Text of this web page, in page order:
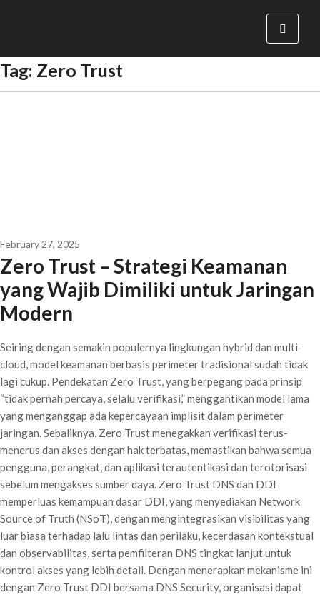
Tag: Zero Trust
February 27, 2025
Zero Trust – Strategi Keamanan
yang Wajib Dimiliki untuk Jaringan
Modern
Seiring dengan semakin populernya lingkungan hybrid dan multi-
cloud, model keamanan berbasis perimeter tradisional sudah tidak
lagi cukup. Pendekatan Zero Trust, yang berpegang pada prinsip
“tidak pernah percaya, selalu verifikasi,” menggantikan model lama
yang menganggap ada kepercayaan implisit dalam perimeter
jaringan. Sebaliknya, Zero Trust menegakkan verifikasi terus-
menerus dan akses dengan hak terbatas, memastikan bahwa semua
pengguna, perangkat, dan aplikasi terautentikasi dan terotorisasi
sebelum mengakses sumber daya. Zero Trust DNS dan DDI
memperluas kemampuan dasar DDI, yang menyediakan Network
Source of Truth (NSoT), dengan mengintegrasikan visibilitas yang
luar biasa terhadap lalu lintas dan perilaku, kecerdasan kontekstual
dan observabilitas, serta pemfilteran DNS tingkat lanjut untuk
kontrol akses yang lebih detail. Dengan menerapkan mekanisme ini
dengan Zero Trust DDI bersama DNS Security, organisasi dapat